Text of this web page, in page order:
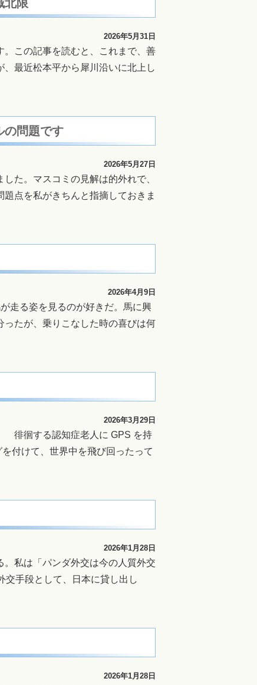
北限
2026年5月31日
この記事を読むと、これまで、善
最近松本平から犀川沿いに北上し
の問題です
2026年5月27日
た。マスコミの見解は的外れで、
点を私がきちんと指摘しておきま
2026年4月9日
走る姿を見るのが好きだ。馬に興
たが、乗りこなした時の喜びは何
2026年3月29日
徘徊する認知症老人に GPS を持
付けて、世界中を飛び回ったって
2026年1月28日
。私は「パンダ外交は今の人質外交
交手段として、日本に貸し出し
2026年1月28日